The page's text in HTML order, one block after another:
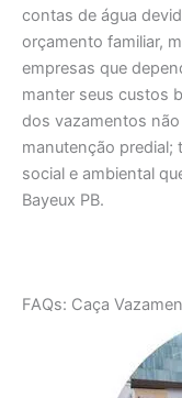
contas de água
orçamento familiar,
empresas que
manter seus custos
dos vazamentos
manutenção predial;
social e ambiental
Bayeux PB.
FAQs: Caça